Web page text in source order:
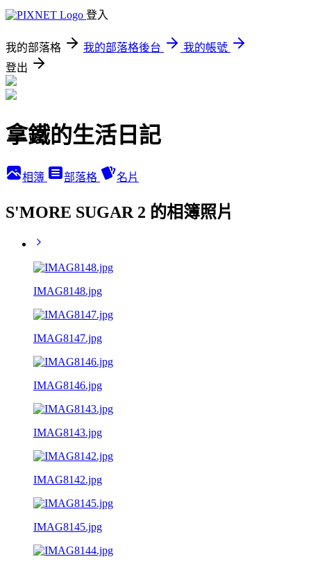
登入
我的部落格 我的部落格後台
我的帳號
登出
拿鐵的生活日記
相簿 部落格 名片
S'MORE SUGAR 2 的相簿照片
IMAG8148.jpg
IMAG8147.jpg
IMAG8146.jpg
IMAG8143.jpg
IMAG8142.jpg
IMAG8145.jpg